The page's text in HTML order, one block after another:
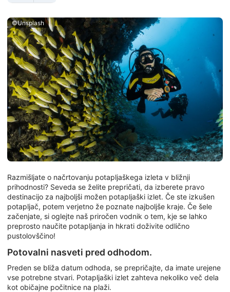
©Unsplash
Razmišljate o načrtovanju potapljaškega izleta v bližnji
prihodnosti? Seveda se želite prepričati, da izberete pravo
destinacijo za najboljši možen potapljaški izlet. Če ste izkušen
potapljač, potem verjetno že poznate najboljše kraje. Če šele
začenjate, si oglejte naš priročen vodnik o tem, kje se lahko
preprosto naučite potapljanja in hkrati doživite odlično
pustolovščino!
Potovalni nasveti pred odhodom.
Preden se bliža datum odhoda, se prepričajte, da imate urejene
vse potrebne stvari. Potapljaški izlet zahteva nekoliko več dela
kot običajne počitnice na plaži.